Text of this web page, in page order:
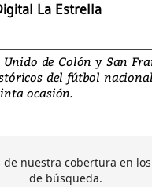
La Estrella
de Colón y San
del fútbol
ocasión.
de nuestra cobertura en
de búsqueda.